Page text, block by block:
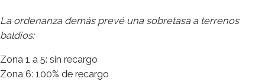
La ordenanza demás prevé una sobretasa a terrenos
baldíos:
Zona 1 a 5: sin recargo
Zona 6: 100% de recargo